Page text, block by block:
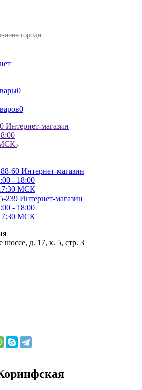
0
0
Интернет-магазин
МСК
60 Интернет-магазин
- 18:00
МСК
239 Интернет-магазин
- 18:00
МСК
шоссе, д. 17, к. 5, стр. 3